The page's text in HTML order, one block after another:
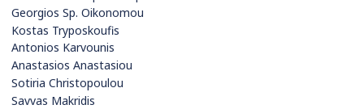
Georgios Sp. Oikonomou
Kostas Tryposkoufis
Antonios Karvounis
Anastasios Anastasiou
Sotiria Christopoulou
Savvas Makridis